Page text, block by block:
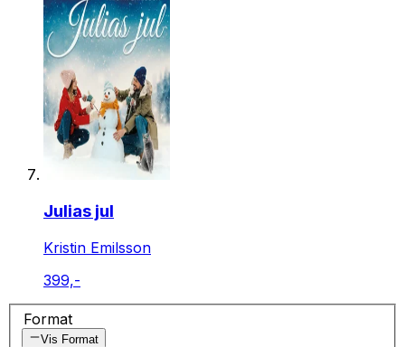
Julias jul
Kristin Emilsson
399,-
Format
Vis Format